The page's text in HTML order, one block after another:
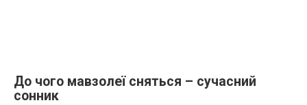
До чого мавзолеї сняться – сучасний
сонник